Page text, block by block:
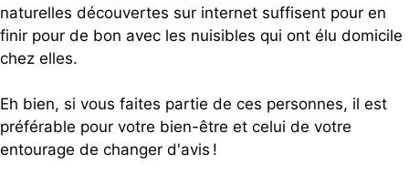
naturelles découvertes sur internet suffisent pour en
finir pour de bon avec les nuisibles qui ont élu domicile
chez elles.
Eh bien, si vous faites partie de ces personnes, il est
préférable pour votre bien-être et celui de votre
entourage de changer d'avis !